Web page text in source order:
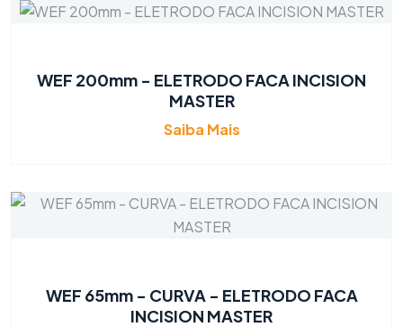
WEF 200mm - ELETRODO FACA INCISION
MASTER
Saiba Mais
WEF 65mm - CURVA - ELETRODO FACA
INCISION MASTER